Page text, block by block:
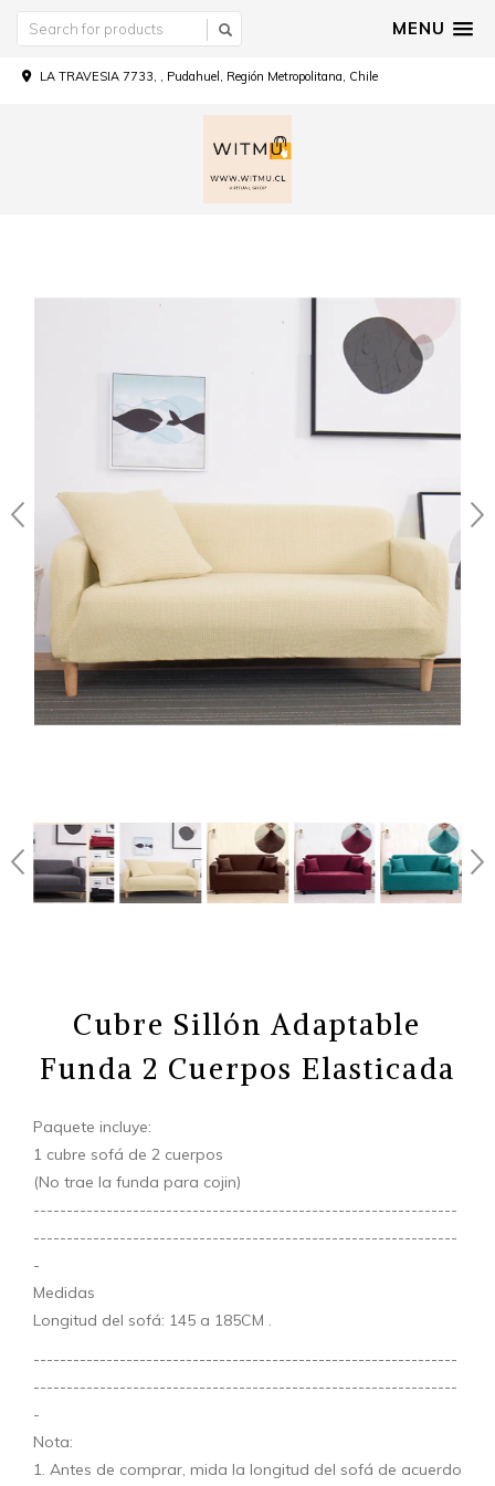
MENU
LA TRAVESIA 7733, , Pudahuel, Región Metropolitana, Chile
Cubre Sillón Adaptable
Funda 2 Cuerpos Elasticada
Paquete incluye:
1 cubre sofá de 2 cuerpos
(No trae la funda para cojin)
----------------------------------------------------------------
----------------------------------------------------------------
-
Medidas
Longitud del sofá: 145 a 185CM .
----------------------------------------------------------------
----------------------------------------------------------------
-
Nota:
1. Antes de comprar, mida la longitud del sofá de acuerdo